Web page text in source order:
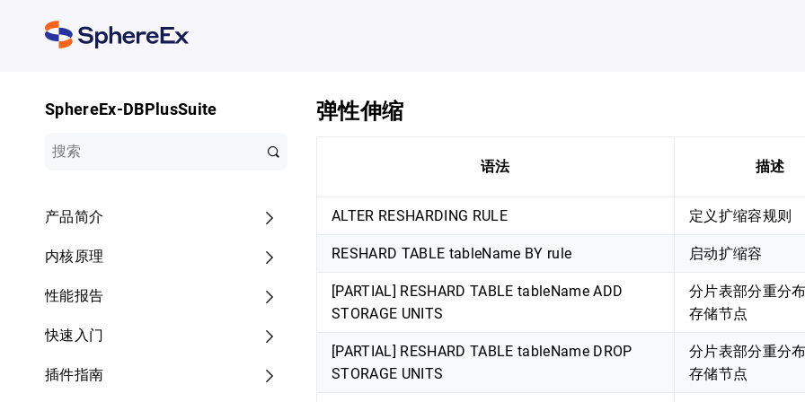
SphereEx-DBPlusSuite
产品简介
内核原理
性能报告
快速入门
插件指南
弹性伸缩
语法 描述
ALTER RESHARDING RULE 定义扩缩容规则
RESHARD TABLE tableName BY rule 启动扩缩容
[PARTIAL] RESHARD TABLE tableName ADD
STORAGE UNITS
分片表部分重分
存储节点
[PARTIAL] RESHARD TABLE tableName DROP
STORAGE UNITS
分片表部分重分
存储节点